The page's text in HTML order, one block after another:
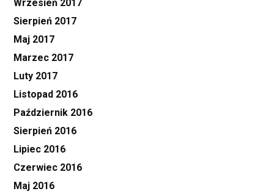
Wrzesień 2017
Sierpień 2017
Maj 2017
Marzec 2017
Luty 2017
Listopad 2016
Październik 2016
Sierpień 2016
Lipiec 2016
Czerwiec 2016
Maj 2016